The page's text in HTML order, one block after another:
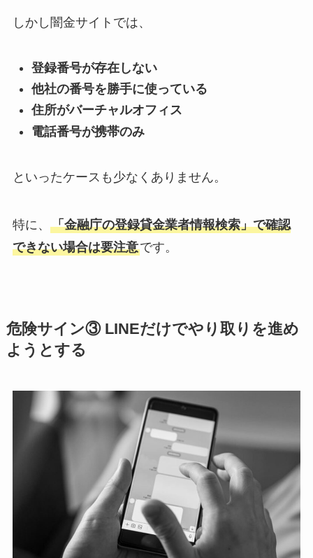
しかし闇金サイトでは、
登録番号が存在しない
他社の番号を勝手に使っている
住所がバーチャルオフィス
電話番号が携帯のみ
といったケースも少なくありません。
特に、 「金融庁の登録貸金業者情報検索」で確認
できない場合は要注意です。
危険サイン③ LINEだけでやり取りを進め
ようとする